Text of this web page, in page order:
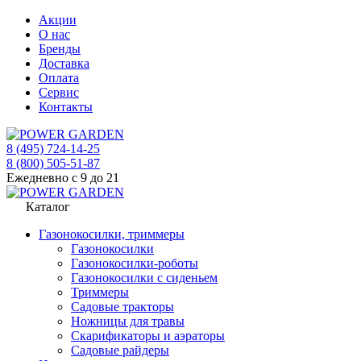
Акции
О нас
Бренды
Доставка
Оплата
Сервис
Контакты
8 (495) 724-14-25
8 (800) 505-51-87
Ежедневно с 9 до 21
Каталог
Газонокосилки, триммеры
Газонокосилки
Газонокосилки-роботы
Газонокосилки с сиденьем
Триммеры
Садовые тракторы
Ножницы для травы
Скарификаторы и аэраторы
Садовые райдеры